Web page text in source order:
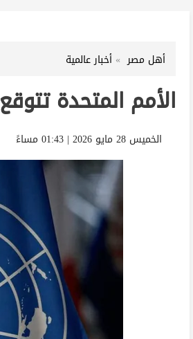
أهل مصر أخبار عالمية
الأمم المتحدة تتوقع
الخميس 28 مايو 2026 | 01:43 مساءً